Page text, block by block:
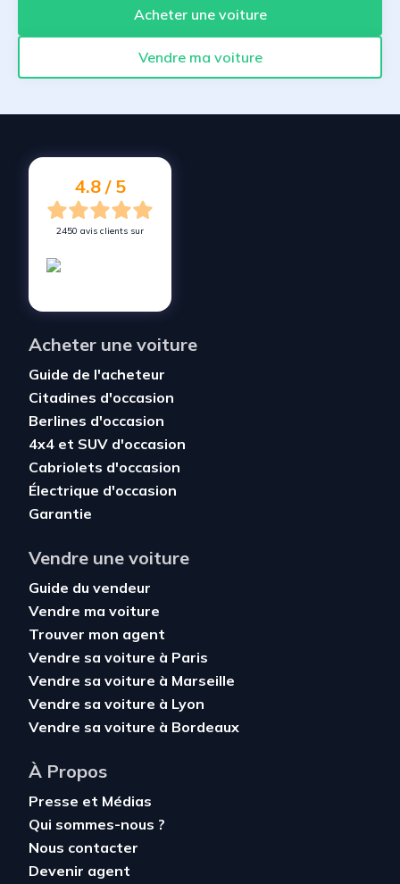
Acheter une voiture
Vendre ma voiture
4.8 / 5
2450 avis clients sur
Acheter une voiture
Guide de l'acheteur
Citadines d'occasion
Berlines d'occasion
4x4 et SUV d'occasion
Cabriolets d'occasion
Électrique d'occasion
Garantie
Vendre une voiture
Guide du vendeur
Vendre ma voiture
Trouver mon agent
Vendre sa voiture à Paris
Vendre sa voiture à Marseille
Vendre sa voiture à Lyon
Vendre sa voiture à Bordeaux
À Propos
Presse et Médias
Qui sommes-nous ?
Nous contacter
Devenir agent